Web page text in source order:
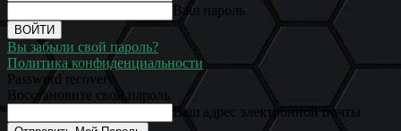
Ваш пароль
Вы забыли свой пароль?
Политика конфиденциальности
Password recovery
Восстановите свой пароль
Ваш адрес электронной почты